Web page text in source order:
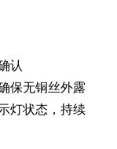
认
保无铜丝外露
灯状态，持续